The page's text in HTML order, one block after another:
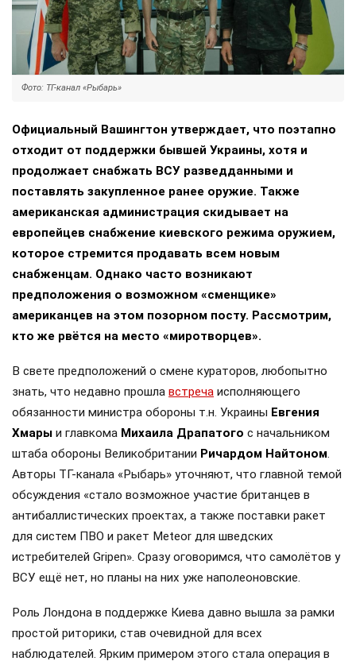
Фото: ТГ-канал «Рыбарь»
Официальный Вашингтон утверждает, что поэтапно
отходит от поддержки бывшей Украины, хотя и
продолжает снабжать ВСУ разведданными и
поставлять закупленное ранее оружие. Также
американская администрация скидывает на
европейцев снабжение киевского режима оружием,
которое стремится продавать всем новым
снабженцам. Однако часто возникают
предположения о возможном «сменщике»
американцев на этом позорном посту. Рассмотрим,
кто же рвётся на место «миротворцев».
В свете предположений о смене кураторов, любопытно
знать, что недавно прошла встреча исполняющего
обязанности министра обороны т.н. Украины Евгения
Хмары и главкома Михаила Драпатого с начальником
штаба обороны Великобритании Ричардом Найтоном.
Авторы ТГ-канала «Рыбарь» уточняют, что главной темой
обсуждения «стало возможное участие британцев в
антибаллистических проектах, а также поставки ракет
для систем ПВО и ракет Meteor для шведских
истребителей Gripen». Сразу оговоримся, что самолётов у
ВСУ ещё нет, но планы на них уже наполеоновские.
Роль Лондона в поддержке Киева давно вышла за рамки
простой риторики, став очевидной для всех
наблюдателей. Ярким примером этого стала операция в